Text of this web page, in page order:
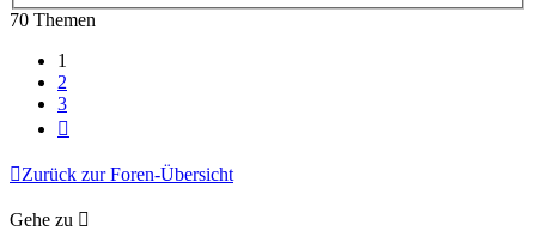
70 Themen
1
2
3
Zurück zur Foren-Übersicht
Gehe zu